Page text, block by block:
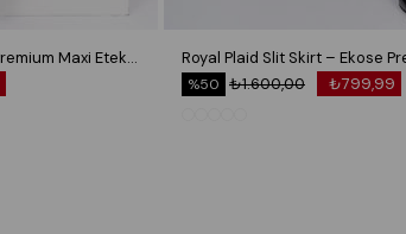
Royal Plaid Slit Skirt – Ekose Premium Maxi Etek 6831
₺799,99
₺1.600,00
%50